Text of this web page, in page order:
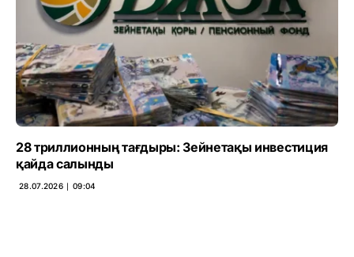
28 триллионның тағдыры: Зейнетақы инвестиция
қайда салынды
28.07.2026 ∣ 09:04